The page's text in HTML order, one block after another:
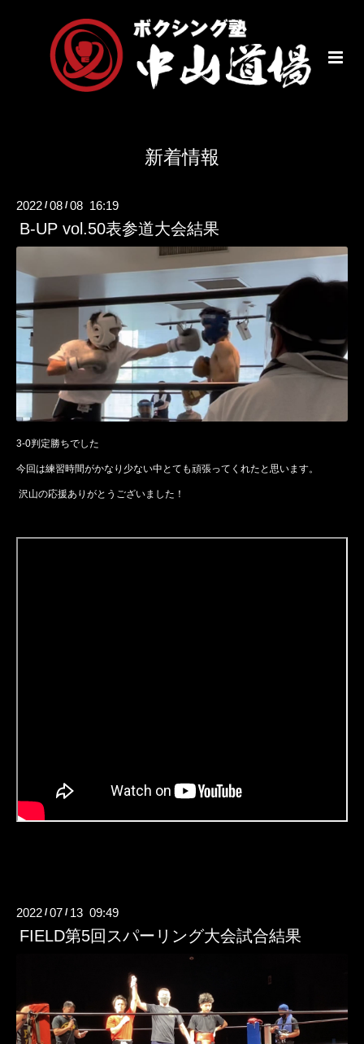
新着情報
2022 /08 /08 16:19
B-UP vol.50表参道大会結果
3-0判定勝ちでした
今回は練習時間がかなり少ない中とても頑張ってくれたと思います。
沢山の応援ありがとうございました！
2022 /07 / 13 09:49
FIELD第5回スパーリング大会試合結果